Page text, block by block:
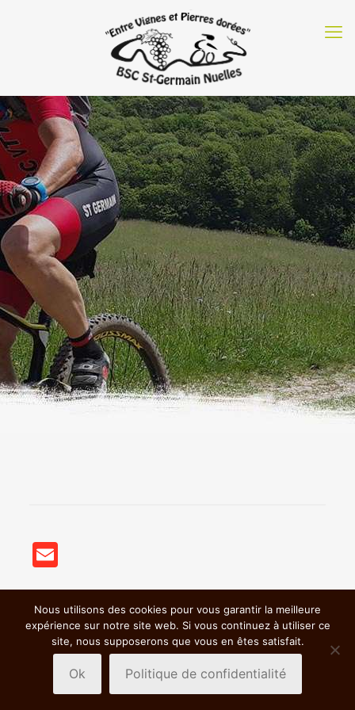
Email
© 2018 BSC VTT St Germain Nuelles | Mentions légales &
Politiques de confidentialité|
Nous utilisons des cookies pour vous garantir la meilleure
expérience sur notre site web. Si vous continuez à utiliser ce
site, nous supposerons que vous en êtes satisfait.
Ok Politique de confidentialité